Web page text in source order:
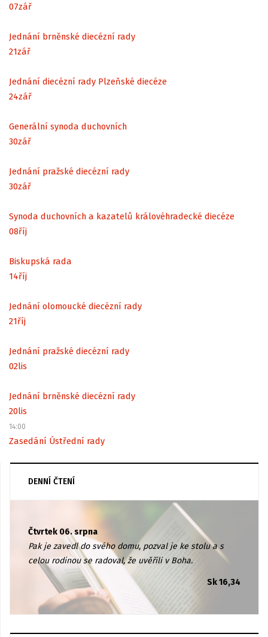
07zář
Jednání brněnské diecézní rady
21zář
Jednání diecézní rady Plzeňské diecéze
24zář
Generální synoda duchovních
30zář
Jednání pražské diecézní rady
30zář
Synoda duchovních a kazatelů královéhradecké diecéze
08říj
Biskupská rada
14říj
Jednání olomoucké diecézní rady
21říj
Jednání pražské diecézní rady
02lis
Jednání brněnské diecézní rady
20lis
14:00
Zasedání Ústřední rady
DENNÍ ČTENÍ
Čtvrtek 06. srpna
Pak je zavedl do svého domu, pozval je ke stolu a s
celou rodinou se radoval, že uvěřili v Boha.
Sk 16,34